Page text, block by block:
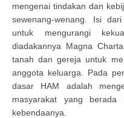
mengenai tindakan dan
sewenang-wenang. Isi
untuk mengurangi
diadakannya Magna
tanah dan gereja untuk
anggota keluarga. Pada
dasar HAM adalah
masyarakat yang berada
kebendaanya.